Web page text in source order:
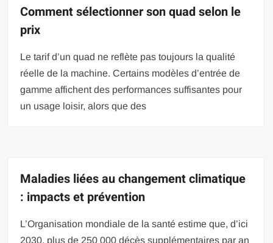
Comment sélectionner son quad selon le
prix
Le tarif d’un quad ne reflète pas toujours la qualité
réelle de la machine. Certains modèles d’entrée de
gamme affichent des performances suffisantes pour
un usage loisir, alors que des
Maladies liées au changement climatique
: impacts et prévention
L’Organisation mondiale de la santé estime que, d’ici
2030, plus de 250 000 décès supplémentaires par an